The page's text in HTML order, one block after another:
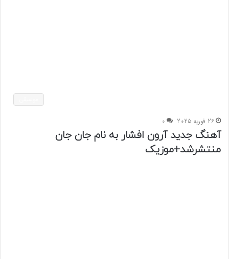
26 فوریه 2025 0
آهنگ جدید آرون افشار به نام جان جان
منتشرشد+موزیک